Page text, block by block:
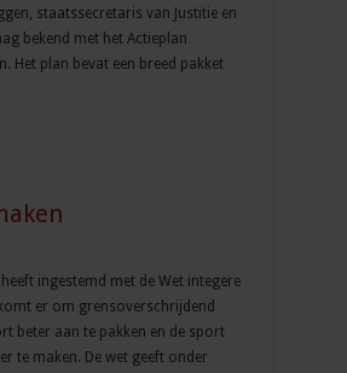
staatssecretaris van Justitie en
bekend met het Actieplan
Het plan bevat een breed pakket
ingestemd met de Wet integere
er om grensoverschrijdend
beter aan te pakken en de sport
te maken. De wet geeft onder